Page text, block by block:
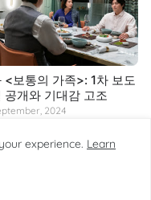
<보통의 가족>: 1차 보도
공개와 기대감 고조
2024
experience. Learn